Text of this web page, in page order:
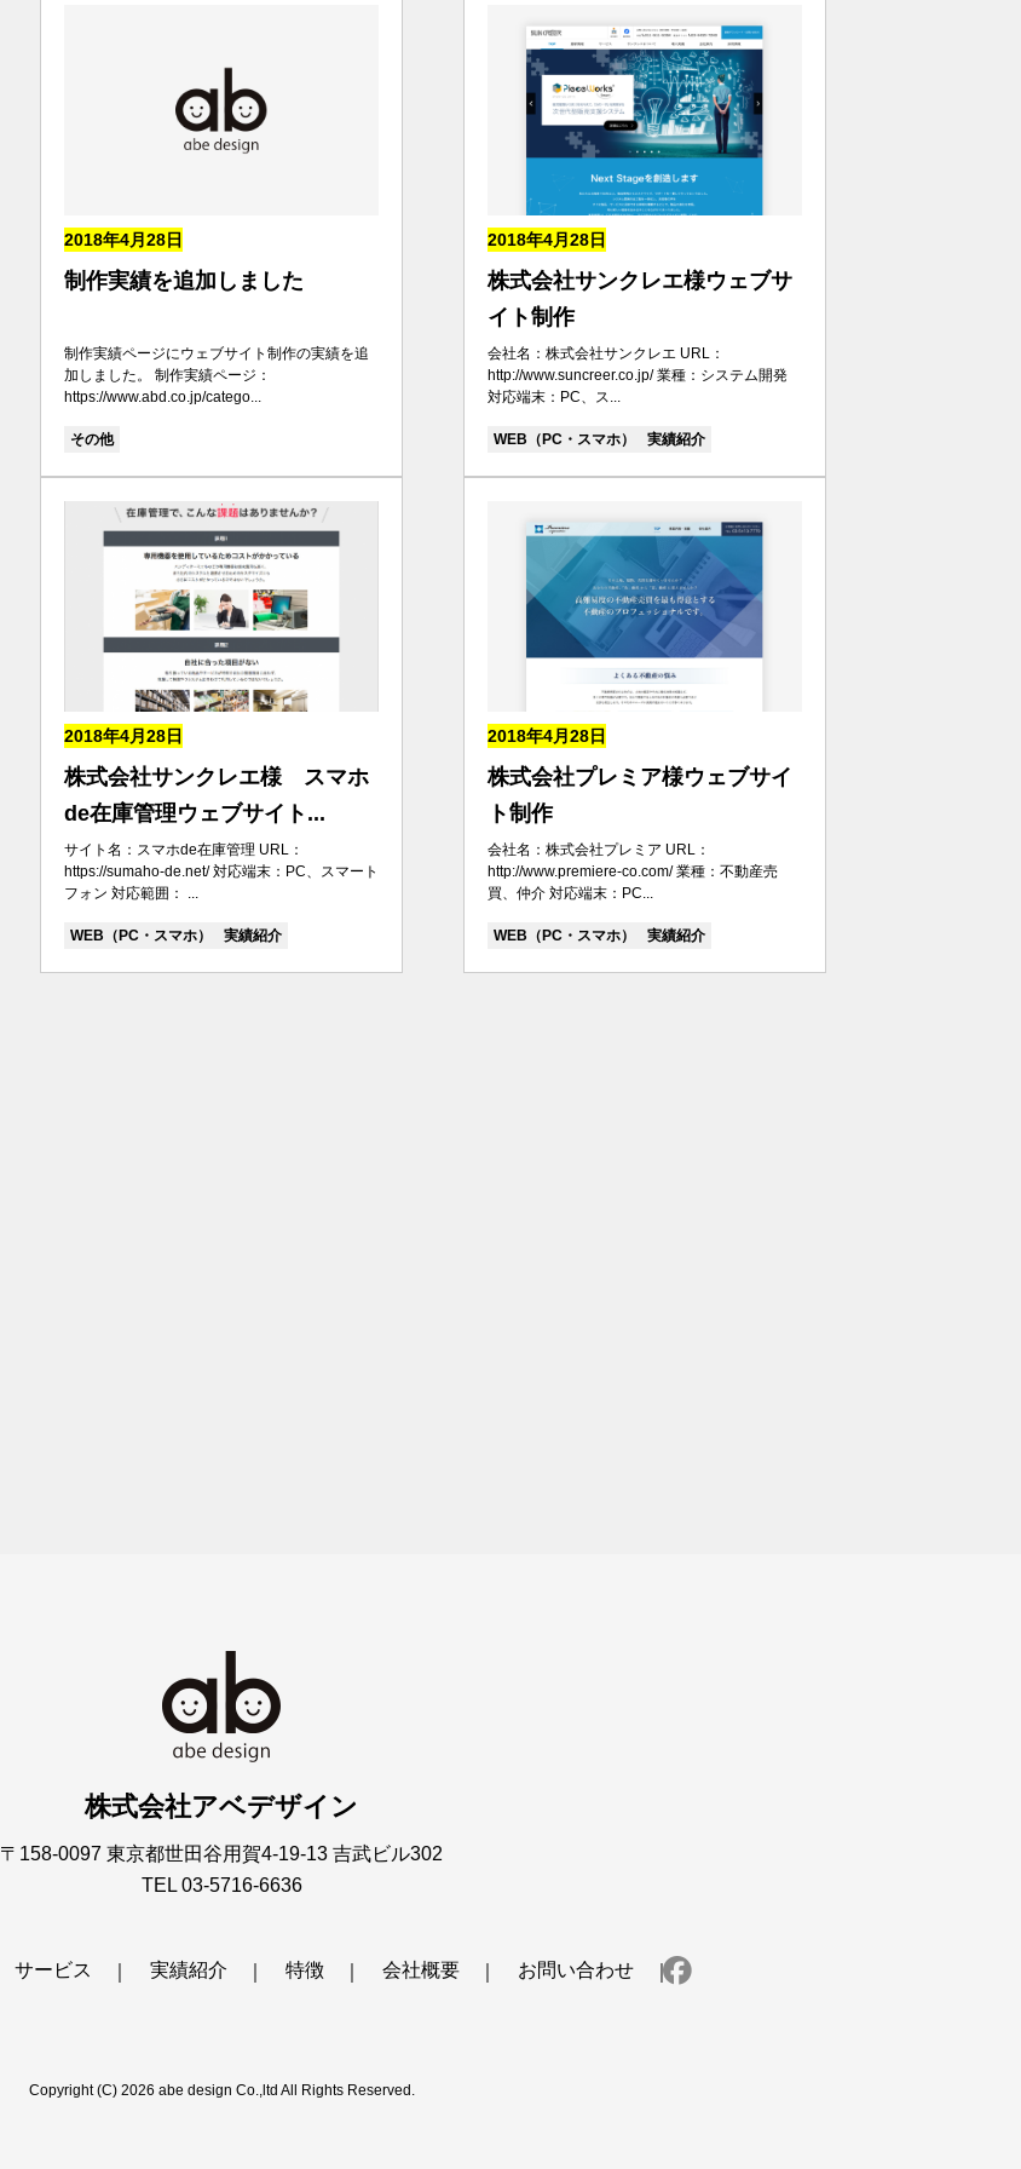
2018年4月28日
制作実績を追加しました
制作実績ページにウェブサイト制作の実績を追
加しました。 制作実績ページ：
https://www.abd.co.jp/catego...
その他
2018年4月28日
株式会社サンクレエ様ウェブサ
イト制作
会社名：株式会社サンクレエ URL：
http://www.suncreer.co.jp/ 業種：システム開発
対応端末：PC、ス...
WEB（PC・スマホ） 実績紹介
2018年4月28日
株式会社サンクレエ様 スマホ
de在庫管理ウェブサイト...
サイト名：スマホde在庫管理 URL：
https://sumaho-de.net/ 対応端末：PC、スマート
フォン 対応範囲： ...
WEB（PC・スマホ） 実績紹介
2018年4月28日
株式会社プレミア様ウェブサイ
ト制作
会社名：株式会社プレミア URL：
http://www.premiere-co.com/ 業種：不動産売
買、仲介 対応端末：PC...
WEB（PC・スマホ） 実績紹介
株式会社アベデザイン
〒158-0097 東京都世田谷用賀4-19-13 吉武ビル302
TEL 03-5716-6636
サービス 実績紹介 特徴 会社概要 お問い合わせ
Copyright (C) 2026 abe design Co.,ltd All Rights Reserved.